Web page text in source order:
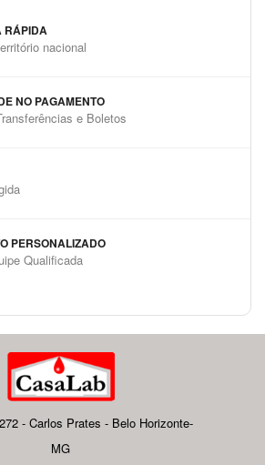
RÁPIDA
nacional
NO PAGAMENTO
e Boletos
PERSONALIZADO
Qualificada
- Carlos Prates - Belo Horizonte-
MG